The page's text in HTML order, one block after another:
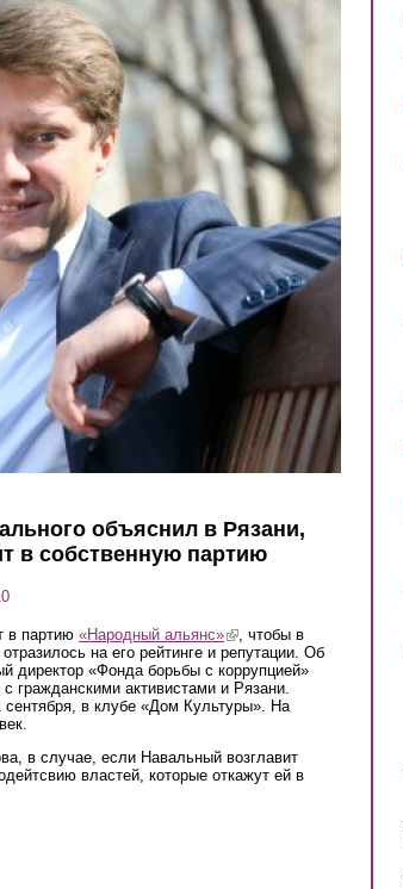
объяснил в Рязани,
в собственную партию
в партию «Народный альянс»(link is external)
, чтобы в
на его рейтинге и репутации. Об
директор «Фонда борьбы с коррупцией»
гражданскими активистами и Рязани.
сентября, в клубе «Дом Культуры». На
в случае, если Навальный возглавит
властей, которые откажут ей в